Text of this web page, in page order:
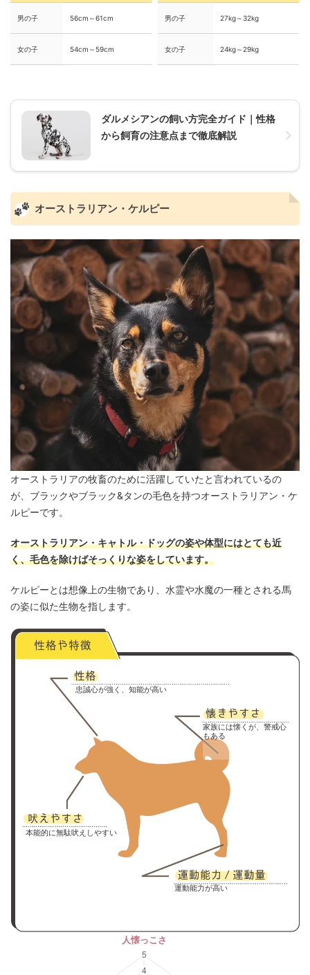
男の子 56cm～61cm
女の子 54cm～59cm
男の子 27kg～32kg
女の子 24kg～29kg
ダルメシアンの飼い方完全ガイド｜性格
から飼育の注意点まで徹底解説
オーストラリアン・ケルピー
オーストラリアの牧畜のために活躍していたと言われているの
が、ブラックやブラック&タンの毛色を持つオーストラリアン・ケ
ルピーです。
オーストラリアン・キャトル・ドッグの姿や体型にはとても近
く、毛色を除けばそっくりな姿をしています。
ケルピーとは想像上の生物であり、水霊や水魔の一種とされる馬
の姿に似た生物を指します。
忠誠心が強く、知能が高い
家族には懐くが、警戒心
もある
本能的に無駄吠えしやすい
運動能力が高い